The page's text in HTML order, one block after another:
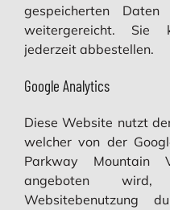
gespeicherten
weitergereicht. Sie
jederzeit abbestellen.
Google Analytics
Diese Website nutzt
welcher von der
Parkway Mountain
angeboten
Websitebenutzung